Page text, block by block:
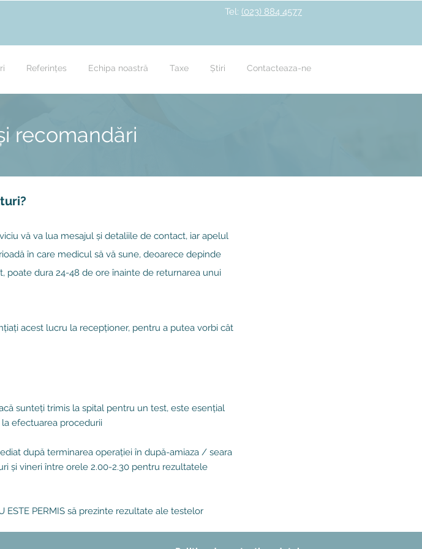
Tel: (023) 884 4577
Referințes Echipa noastră Taxe Știri Contacteaza-ne
recomandări
vă va lua mesajul și detaliile de contact, iar apelul
în care medicul să vă sune, deoarece depinde
dura 24-48 de ore înainte de returnarea unui
acest lucru la recepționer, pentru a putea vorbi cât
sunteți trimis la spital pentru un test, este esențial
efectuarea procedurii
după terminarea operației în după-amiaza / seara
și vineri între orele 2.00-2.30 pentru rezultatele
PERMIS să prezinte rezultate ale testelor